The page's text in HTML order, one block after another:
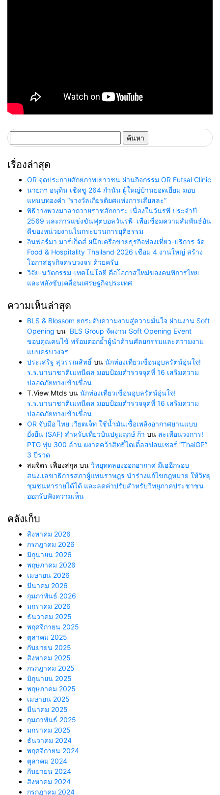
สำหรับ:
เรื่องล่าสุด
OR จุดประกายศักยภาพเยาวชน ผ่านกิจกรรม OR Futsal Clinic
นายกฯ อนุทิน เชิดชู 264 กำนัน ผู้ใหญ่บ้านยอดเยี่ยม มอบ
แหนบทองคำ “รางวัลเกียรติยศแห่งการเสียสละ”
พิธีวางพวงมาลาถวายราชสักการะ เนื่องในวันรพี ประจำปี
2569 และการแข่งขันฟุตบอลวันรพี เพื่อเชื่อมความสัมพันธ์อัน
ดีของหน่วยงานในกระบวนการยุติธรรม
อินฟอร์มา มาร์เก็ตส์ ผนึกเครือข่ายธุรกิจท่องเที่ยว-บริการ จัด
Food & Hospitality Thailand 2026 เชื่อม 4 งานใหญ่ สร้าง
โอกาสธุรกิจครบวงจร ด้วยครับ
วิจัย-นวัตกรรม-เทคโนโลยี คือโอกาสใหม่ของคนพิการไทย
และพลังขับเคลื่อนเศรษฐกิจประเทศ
ความเห็นล่าสุด
BLS & Blossom ยกระดับความงามสู่ความมั่นใจ ผ่านงาน Soft
Opening บน BLS Group จัดงาน Soft Opening Event
ขอบคุณคนไข้ พร้อมตอกย้ำผู้นำด้านศัลยกรรมและความงาม
แบบครบวงจร
ประเสริฐ สุวรรณสิทธิ์ บน นักท่องเที่ยวเขื่อนอุบลรัตน์อุ่นใจ!
ร.ร.นานาชาติเมทนีดล มอบป้อมตำรวจจุดที่ 16 เสริมความ
ปลอดภัยทางเข้าเขื่อน
T.View Mtds บน นักท่องเที่ยวเขื่อนอุบลรัตน์อุ่นใจ!
ร.ร.นานาชาติเมทนีดล มอบป้อมตำรวจจุดที่ 16 เสริมความ
ปลอดภัยทางเข้าเขื่อน
OR จับมือ ไทย เวียตเจ็ท ใช้น้ำมันเชื้อเพลิงอากาศยานแบบ
ยั่งยืน (SAF) สำหรับเที่ยวบินปฐมฤกษ์ ก้า บน สะเทือนวงการ!
PTG ทุ่ม 300 ล้าน ผงาดคว้าสิทธิ์ไตเติ้ลสปอนเซอร์ “ThaiGP”
3 ปีรวด
สมจิตร เฟื่องสกุล บน วิทยุทดลองออกอากาศ มีเฮอีกรอบ
สนง.เลขาธิการสภาผู้แทนราษฎร นำร่างแก้ไขกฎหมาย ให้วิทยุ
ชุมชนหารายได้ได้ และลดค่าปรับสำหรับวิทยุภาคประชาชน
ออกรับฟังความเห็น
คลังเก็บ
สิงหาคม 2026
กรกฎาคม 2026
มิถุนายน 2026
พฤษภาคม 2026
เมษายน 2026
มีนาคม 2026
กุมภาพันธ์ 2026
มกราคม 2026
ธันวาคม 2025
พฤศจิกายน 2025
ตุลาคม 2025
กันยายน 2025
สิงหาคม 2025
กรกฎาคม 2025
มิถุนายน 2025
พฤษภาคม 2025
เมษายน 2025
มีนาคม 2025
กุมภาพันธ์ 2025
มกราคม 2025
ธันวาคม 2024
พฤศจิกายน 2024
ตุลาคม 2024
กันยายน 2024
สิงหาคม 2024
กรกฎาคม 2024